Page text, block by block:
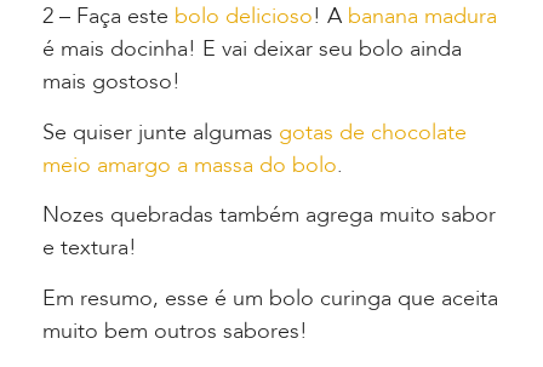
2 – Faça este bolo delicioso! A banana madura
é mais docinha! E vai deixar seu bolo ainda
mais gostoso!
Se quiser junte algumas gotas de chocolate
meio amargo a massa do bolo.
Nozes quebradas também agrega muito sabor
e textura!
Em resumo, esse é um bolo curinga que aceita
muito bem outros sabores!